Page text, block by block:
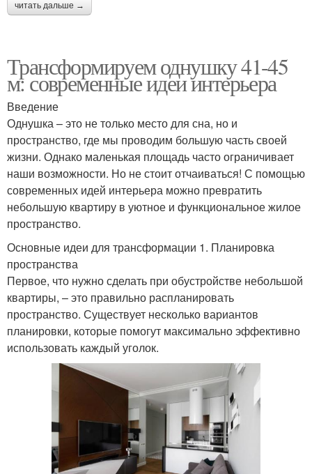
читать дальше →
Трансформируем однушку 41-45
м: современные идеи интерьера
Введение
Однушка – это не только место для сна, но и
пространство, где мы проводим большую часть своей
жизни. Однако маленькая площадь часто ограничивает
наши возможности. Но не стоит отчаиваться! С помощью
современных идей интерьера можно превратить
небольшую квартиру в уютное и функциональное жилое
пространство.
Основные идеи для трансформации 1. Планировка
пространства
Первое, что нужно сделать при обустройстве небольшой
квартиры, – это правильно распланировать
пространство. Существует несколько вариантов
планировки, которые помогут максимально эффективно
использовать каждый уголок.